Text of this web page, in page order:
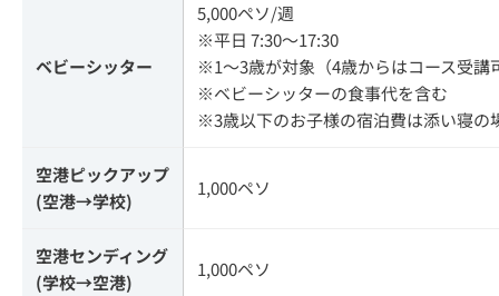
ベビーシッター
5,000ペソ/週
※平日 7:30～17:30
※1～3歳が対象（4歳からはコース受講
※ベビーシッターの食事代を含む
※3歳以下のお子様の宿泊費は添い寝の
空港ピックアップ
(空港→学校)
1,000ペソ
空港センディング
(学校→空港)
1,000ペソ